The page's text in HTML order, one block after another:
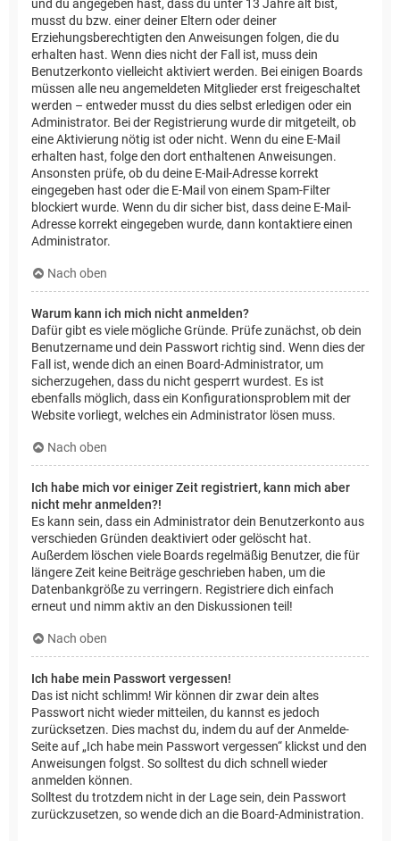
und du angegeben hast, dass du unter 13 Jahre alt bist,
musst du bzw. einer deiner Eltern oder deiner
Erziehungsberechtigten den Anweisungen folgen, die du
erhalten hast. Wenn dies nicht der Fall ist, muss dein
Benutzerkonto vielleicht aktiviert werden. Bei einigen Boards
müssen alle neu angemeldeten Mitglieder erst freigeschaltet
werden – entweder musst du dies selbst erledigen oder ein
Administrator. Bei der Registrierung wurde dir mitgeteilt, ob
eine Aktivierung nötig ist oder nicht. Wenn du eine E-Mail
erhalten hast, folge den dort enthaltenen Anweisungen.
Ansonsten prüfe, ob du deine E-Mail-Adresse korrekt
eingegeben hast oder die E-Mail von einem Spam-Filter
blockiert wurde. Wenn du dir sicher bist, dass deine E-Mail-
Adresse korrekt eingegeben wurde, dann kontaktiere einen
Administrator.
Nach oben
Warum kann ich mich nicht anmelden?
Dafür gibt es viele mögliche Gründe. Prüfe zunächst, ob dein
Benutzername und dein Passwort richtig sind. Wenn dies der
Fall ist, wende dich an einen Board-Administrator, um
sicherzugehen, dass du nicht gesperrt wurdest. Es ist
ebenfalls möglich, dass ein Konfigurationsproblem mit der
Website vorliegt, welches ein Administrator lösen muss.
Nach oben
Ich habe mich vor einiger Zeit registriert, kann mich aber
nicht mehr anmelden?!
Es kann sein, dass ein Administrator dein Benutzerkonto aus
verschieden Gründen deaktiviert oder gelöscht hat.
Außerdem löschen viele Boards regelmäßig Benutzer, die für
längere Zeit keine Beiträge geschrieben haben, um die
Datenbankgröße zu verringern. Registriere dich einfach
erneut und nimm aktiv an den Diskussionen teil!
Nach oben
Ich habe mein Passwort vergessen!
Das ist nicht schlimm! Wir können dir zwar dein altes
Passwort nicht wieder mitteilen, du kannst es jedoch
zurücksetzen. Dies machst du, indem du auf der Anmelde-
Seite auf „Ich habe mein Passwort vergessen“ klickst und den
Anweisungen folgst. So solltest du dich schnell wieder
anmelden können.
Solltest du trotzdem nicht in der Lage sein, dein Passwort
zurückzusetzen, so wende dich an die Board-Administration.